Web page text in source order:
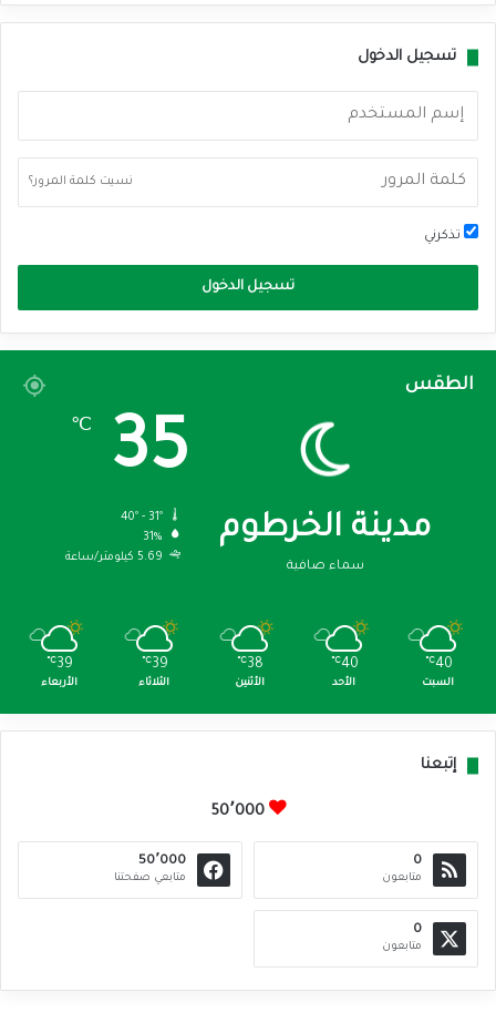
تسجيل الدخول
نسيت كلمة المرور؟
تذكرني
تسجيل الدخول
الطقس
مدينة الخرطوم
سماء صافية
35
℃
31%
5.69 كيلومتر/ساعة
40
℃
السبت
40
℃
الأحد
38
℃
الأثنين
39
℃
الثلاثاء
39
℃
الأربعاء
إتبعنا
50٬000
0
متابعون
50٬000
متابعي صفحتنا
0
متابعون